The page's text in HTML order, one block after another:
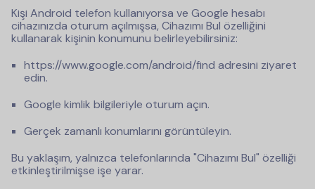
Kişi Android telefon kullanıyorsa ve Google hesabı
cihazınızda oturum açılmışsa, Cihazımı Bul özelliğini
kullanarak kişinin konumunu belirleyebilirsiniz:
https://www.google.com/android/find adresini ziyaret
edin.
Google kimlik bilgileriyle oturum açın.
Gerçek zamanlı konumlarını görüntüleyin.
Bu yaklaşım, yalnızca telefonlarında "Cihazımı Bul" özelliği
etkinleştirilmişse işe yarar.